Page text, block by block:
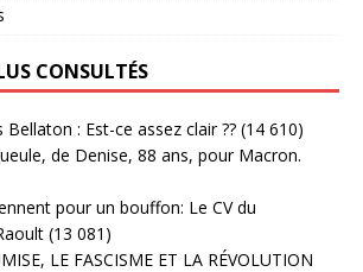
CONSULTÉS
: Est-ce assez clair ?? (14 610)
de Denise, 88 ans, pour Macron.
pour un bouffon: Le CV du
(13 081)
LE FASCISME ET LA RÉVOLUTION